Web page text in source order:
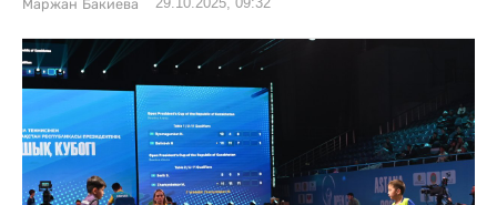
Маржан Бакиева 29.10.2025, 09:32